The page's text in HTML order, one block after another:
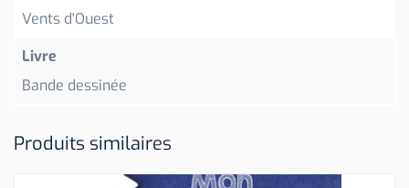
Vents d'Ouest
Livre
Bande dessinée
Produits similaires